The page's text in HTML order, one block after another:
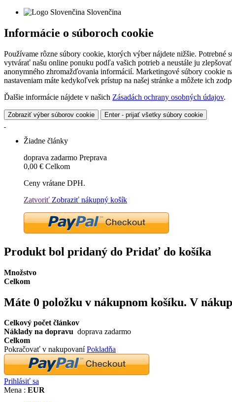
Slovenčina
Informácie o súboroch cookie
Používame rôzne súbory cookie, ktorých výber nájdete nižšie. Potrebné
vytvárať našu online ponuku podľa vašich potrieb a neustále ju
anonymného zhromažďovania informácií. Marketingové súbory cookie
nastaveniam máte kedykoľvek prístup na našej stránke a môžete ich
Ďalšie informácie nájdete v našich Zásadách ochrany osobných údajov.
Zobraziť výber súborov cookie Enter - prijať všetky súbory cookie
Žiadne články
doprava zadarmo Preprava
0,00 € Celkom
Ceny vrátane DPH.
Zatvoriť Zobraziť nákupný košík
Produkt bol pridaný do Pridať do košíka
Množstvo
Celkom
Máte 0 položku v nákupnom košíku. V
Celkový počet článkov
Náklady na dopravu doprava zadarmo
Celkom
Pokračovať v nakupovaníPokladňa
Prihlásiť sa
Mena : EUR